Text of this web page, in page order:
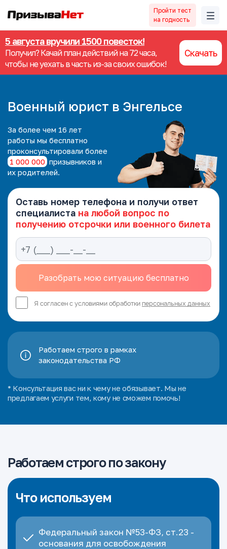
Пройти тест
на годность
5 августа вручили 1500 повесток!
Получил? Качай план действий на 72 часа,
чтобы не уехать в часть из-за своих ошибок!
Скачать
Военный юрист в Энгельсе
За более чем 16 лет
работы мы бесплатно
проконсультировали более
1 000 000 призывников и
их родителей.
Оставь номер телефона и получи ответ
специалиста на любой вопрос по
получению отсрочки или военного билета
Я согласен с условиями обработки персональных данных
Работаем строго в рамках
законодательства РФ
* Консультация вас ни к чему не обязывает. Мы не
предлагаем услуги тем, кому не сможем помочь!
Работаем строго по закону
Что используем
Федеральный закон №53-ФЗ, ст.23 -
основания для освобождения